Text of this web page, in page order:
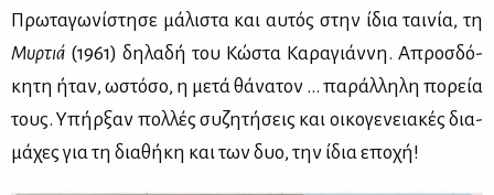
Πρω­τα­γω­νί­στη­σε μά­λι­στα και αυ­τός στην ίδια ται­νία, τη
Μυρ­τιά (1961) δη­λα­δή του Κώ­στα Κα­ρα­γιάν­νη. Απροσ­δό­
κη­τη ήταν, ωστό­σο, η με­τά θά­να­τον ... πα­ράλ­λη­λη πο­ρεία
τους. Υπήρ­ξαν πολ­λές συ­ζη­τή­σεις και οι­κο­γε­νεια­κές δια­
μά­χες για τη δια­θή­κη και των δυο, την ίδια επο­χή!